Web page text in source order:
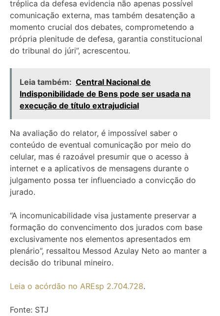
tréplica da defesa evidencia não apenas possível
comunicação externa, mas também desatenção a
momento crucial dos debates, comprometendo a
própria plenitude de defesa, garantia constitucional
do tribunal do júri”, acrescentou.
Leia também: Central Nacional de
Indisponibilidade de Bens pode ser usada na
execução de título extrajudicial
Na avaliação do relator, é impossível saber o
conteúdo de eventual comunicação por meio do
celular, mas é razoável presumir que o acesso à
internet e a aplicativos de mensagens durante o
julgamento possa ter influenciado a convicção do
jurado.
“A incomunicabilidade visa justamente preservar a
formação do convencimento dos jurados com base
exclusivamente nos elementos apresentados em
plenário”, ressaltou Messod Azulay Neto ao manter a
decisão do tribunal mineiro.
Leia o acórdão no AREsp 2.704.728.
Fonte: STJ